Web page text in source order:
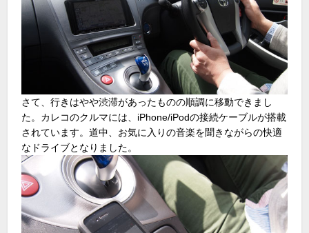
さて、行きはやや渋滞があったものの順調に移動できまし
た。カレコのクルマには、iPhone/iPodの接続ケーブルが搭載
されています。道中、お気に入りの音楽を聞きながらの快適
なドライブとなりました。